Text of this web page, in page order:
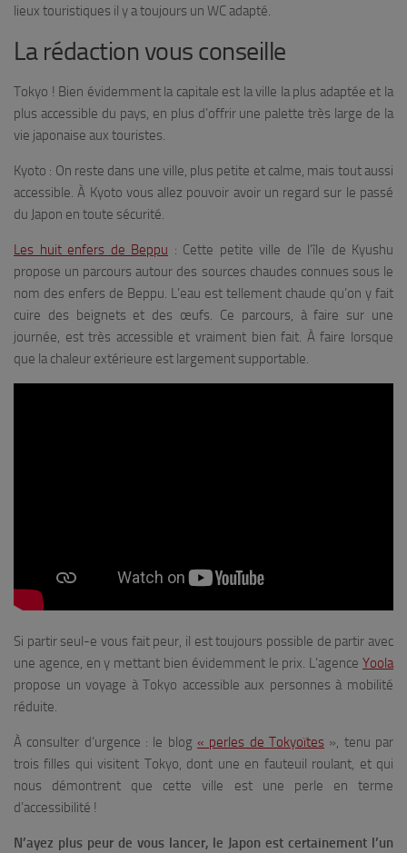
lieux touristiques il y a toujours un WC adapté.
La rédaction vous conseille
Tokyo ! Bien évidemment la capitale est la ville la plus adaptée et la
plus accessible du pays, en plus d’offrir une palette très large de la
vie japonaise aux touristes.
Kyoto : On reste dans une ville, plus petite et calme, mais tout aussi
accessible. À Kyoto vous allez pouvoir avoir un regard sur le passé
du Japon en toute sécurité.
Les huit enfers de Beppu : Cette petite ville de l’île de Kyushu
propose un parcours autour des sources chaudes connues sous le
nom des enfers de Beppu. L’eau est tellement chaude qu’on y fait
cuire des beignets et des œufs. Ce parcours, à faire sur une
journée, est très accessible et vraiment bien fait. À faire lorsque
que la chaleur extérieure est largement supportable.
Si partir seul-e vous fait peur, il est toujours possible de partir avec
une agence, en y mettant bien évidemment le prix. L’agence Yoola
propose un voyage à Tokyo accessible aux personnes à mobilité
réduite.
À consulter d’urgence : le blog « perles de Tokyoïtes », tenu par
trois filles qui visitent Tokyo, dont une en fauteuil roulant, et qui
nous démontrent que cette ville est une perle en terme
d’accessibilité !
N’ayez plus peur de vous lancer, le Japon est certainement l’un